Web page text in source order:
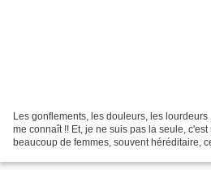
Les gonflements, les douleurs, les
me connaît !! Et, je ne suis pas la seule,
beaucoup de femmes, souvent héréditaire,